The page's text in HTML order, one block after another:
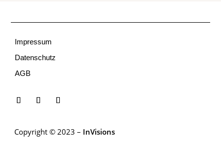
Impressum
Datenschutz
AGB
Copyright © 2023 – InVisions